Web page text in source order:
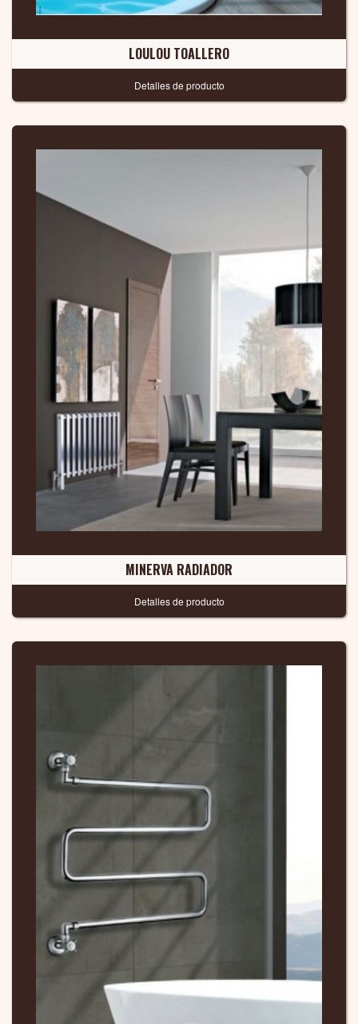
LOULOU TOALLERO
Detalles de producto
MINERVA RADIADOR
Detalles de producto